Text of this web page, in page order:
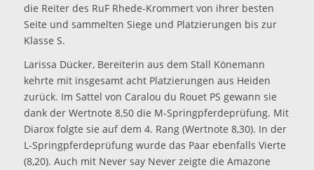
die Reiter des RuF Rhede-Krommert von ihrer besten
Seite und sammelten Siege und Platzierungen bis zur
Klasse S.
Larissa Dücker, Bereiterin aus dem Stall Könemann
kehrte mit insgesamt acht Platzierungen aus Heiden
zurück. Im Sattel von Caralou du Rouet PS gewann sie
dank der Wertnote 8,50 die M-Springpferdeprüfung. Mit
Diarox folgte sie auf dem 4. Rang (Wertnote 8,30). In der
L-Springpferdeprüfung wurde das Paar ebenfalls Vierte
(8,20). Auch mit Never say Never zeigte die Amazone